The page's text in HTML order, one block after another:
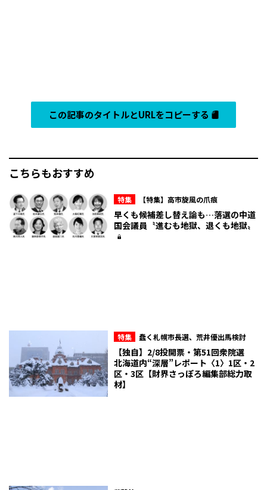
この記事のタイトルとURLをコピーする
こちらもおすすめ
特集 【特集】高市旋風の爪痕
早くも候補差し替え論も…落選の中道
国会議員〝進むも地獄、退くも地獄〟
特集 蠢く札幌市長選、荒井優出馬検討
【独自】2/8投開票・第51回衆院選
北海道内“深層”レポート〈1〉1区・2
区・3区【財界さっぽろ編集部総力取
材】